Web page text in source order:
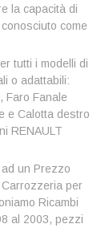
la capacità di
come
tutti i modelli di
o adattabili:
Faro Fanale
e Calotta destro
RENAULT
un Prezzo
Carrozzeria per
Ricambi
al 2003, pezzi